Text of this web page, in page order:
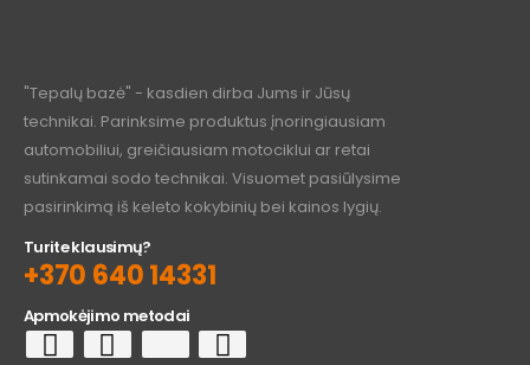
"Tepalų bazė" - kasdien dirba Jums ir Jūsų
technikai. Parinksime produktus įnoringiausiam
automobiliui, greičiausiam motociklui ar retai
sutinkamai sodo technikai. Visuomet pasiūlysime
pasirinkimą iš keleto kokybinių bei kainos lygių.
Turite klausimų?
+370 640 14331
Apmokėjimo metodai